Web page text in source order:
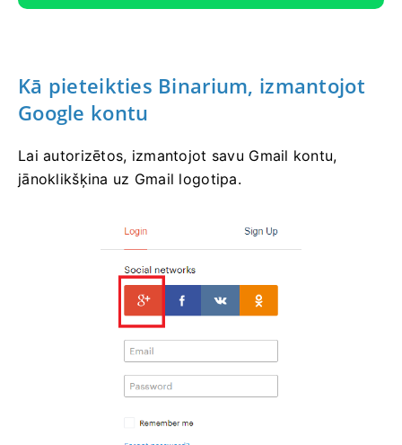
Kā pieteikties Binarium, izmantojot
Google kontu
Lai autorizētos, izmantojot savu Gmail kontu,
jānoklikšķina uz Gmail logotipa.